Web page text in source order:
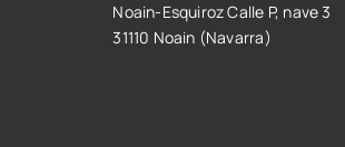
Noain-Esquiroz Calle P, nave 3
31110 Noain (Navarra)